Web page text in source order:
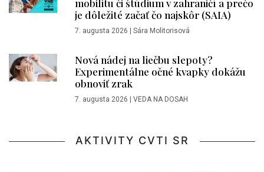
mobilitu či štúdium v zahraničí a prečo
je dôležité začať čo najskôr (SAIA)
7. augusta 2026 Sára Molitorisová
Nová nádej na liečbu slepoty?
Experimentálne očné kvapky dokážu
obnoviť zrak
7. augusta 2026 VEDA NA DOSAH
AKTIVITY CVTI SR